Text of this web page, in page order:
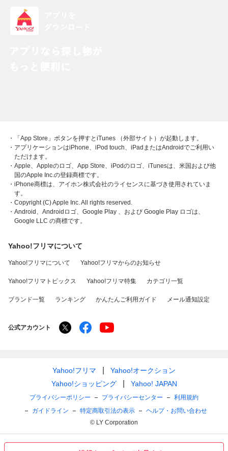
・「App Store」ボタンを押すとiTunes （外部サイト）が起動します。
・アプリケーションはiPhone、iPod touch、iPadまたはAndroidでご利用い
ただけます。
・Apple、Appleのロゴ、App Store、iPodのロゴ、iTunesは、米国および他
国のApple Inc.の登録商標です。
・iPhone商標は、アイホン株式会社のライセンスに基づき使用されていま
す。
・Copyright (C) Apple Inc. All rights reserved.
・Android、Androidロゴ、Google Play 、および Google Play ロゴは、
Google LLC の商標です。
Yahoo!フリマについて
Yahoo!フリマについて Yahoo!フリマからのお知らせ
Yahoo!フリマトピックス Yahoo!フリマ特集 カテゴリ一覧
ブランド一覧 ランキング かんたんご利用ガイド メール通知設定
公式アカウント
Yahoo!フリマ
Yahoo!オークション
Yahoo!ショッピング
Yahoo! JAPAN
プライバシーポリシー プライバシーセンター
利用規約
ガイドライン
特定商取引法の表示
ヘルプ・お問い合わせ
© LY Corporation